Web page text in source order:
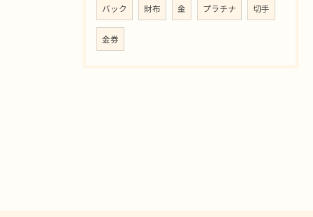
バック 財布 金 プラチナ 切手
金券